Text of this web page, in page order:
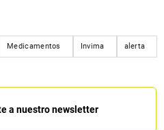
Medicamentos Invima alerta
a nuestro newsletter